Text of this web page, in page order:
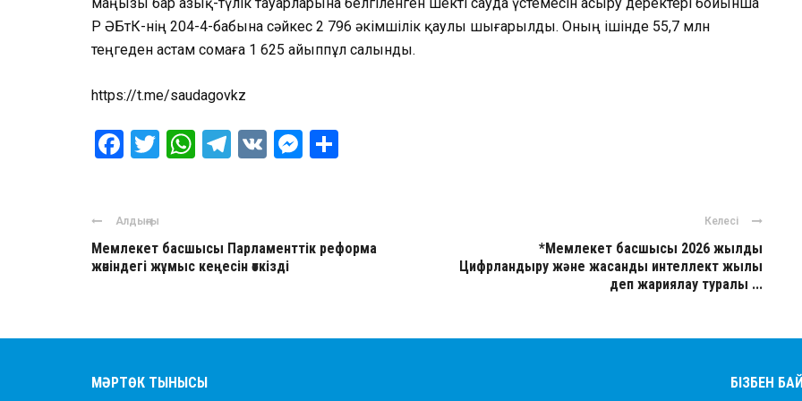
ҚР ӘҚБтК-нің 204-4-бабына сәйкес 2 796 әкімшілік қаулы шығарылды. Оның ішінде 55,7 млн
теңгеден астам сомаға 1 625 айыппұл салынды.
https://t.me/saudagovkz
Facebook
Twitter
WhatsApp
Telegram
VK Messenger
Алдыңғы
Мемлекет басшысы Парламенттік реформа
жөніндегі жұмыс кеңесін өткізді
Келесі
*Мемлекет басшысы 2026 жылды
Цифрландыру және жасанды интеллект жылы
деп жариялау туралы ...
МӘРТӨК ТЫНЫСЫ БІЗБЕН